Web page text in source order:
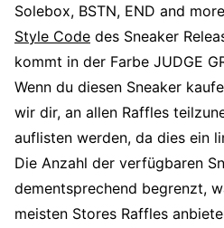
Solebox, BSTN, END and
Style Code des Sneaker
kommt in der Farbe JUDGE
Wenn du diesen Sneaker
wir dir, an allen Raffles
auflisten werden, da dies ein
Die Anzahl der verfügbaren
dementsprechend begrenzt,
meisten Stores Raffles